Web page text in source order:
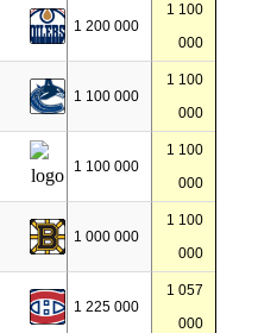
1 200 000
1 100
000
1 100 000
1 100
000
1 100 000
1 100
000
1 000 000
1 100
000
1 225 000
1 057
000